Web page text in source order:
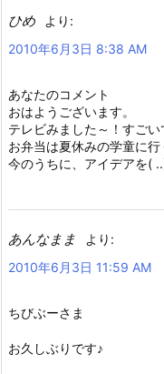
ひめ
より:
2010年6月3日 8:38 AM
あなたのコメント
おはようございます。
テレビみました～！すごい
お弁当は夏休みの学童に行
今のうちに、アイデアを(
あんなまま
より:
2010年6月3日 11:59 AM
ちびぶーさま
お久しぶりです♪